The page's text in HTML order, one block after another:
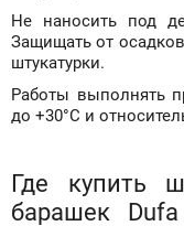
Не наносить под
Защищать от
штукатурки.
Работы выполнять
до +30°С и
Где купить
барашек Dufa